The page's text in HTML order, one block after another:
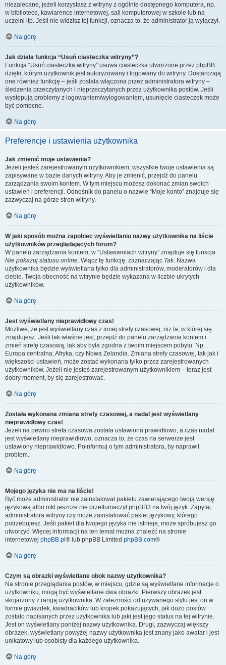
niezalecane, jeżeli korzystasz z witryny z ogólnie dostępnego komputera, np.
w bibliotece, kawiarence internetowej, sali komputerowej w szkole lub na
uczelni itp. Jeśli nie widzisz tej funkcji, oznacza to, że administrator ją wyłączył.
Na górę
Jak działa funkcja “Usuń ciasteczka witryny”?
Funkcja “Usuń ciasteczka witryny” usuwa ciasteczka utworzone przez phpBB
dzięki, którym użytkownik jest autoryzowany i logowany do witryny. Dostarczają
one również funkcję – jeśli została włączona przez administratora witryny –
śledzenia przeczytanych i nieprzeczytanych przez użytkownika postów. Jeśli
występują problemy z logowaniem/wylogowaniem, usunięcie ciasteczek może
być pomocne.
Na górę
Preferencje i ustawienia użytkownika
Jak zmienić moje ustawienia?
Jeżeli jesteś zarejestrowanym użytkownikiem, wszystkie twoje ustawienia są
zapisywane w bazie danych witryny. Aby je zmienić, przejdź do panelu
zarządzania swoim kontem. W tym miejscu możesz dokonać zmian swoich
ustawień i preferencji. Odnośnik do panelu o nazwie “Moje konto” znajduje się
zazwyczaj na górze stron witryny.
Na górę
W jaki sposób można zapobiec wyświetlaniu nazwy użytkownika na liście
użytkowników przeglądających forum?
W panelu zarządzania kontem, w “Ustawieniach witryny” znajduje się funkcja
Nie pokazuj statusu online. Włącz tę funkcję, zaznaczając Tak. Nazwa
użytkownika będzie wyświetlana tylko dla administratorów, moderatorów i dla
ciebie. Twoja obecność na witrynie będzie wykazana w liczbie ukrytych
użytkowników.
Na górę
Jest wyświetlany nieprawidłowy czas!
Możliwe, że jest wyświetlany czas z innej strefy czasowej, niż ta, w której się
znajdujesz. Jeśli tak właśnie jest, przejdź do panelu zarządzania kontem i
zmień strefę czasową, tak aby była zgodna z twoim miejscem pobytu. Np.
Europa centralna, Afryka, czy Nowa Zelandia. Zmiana strefy czasowej, tak jak i
większości ustawień, może zostać wykonana tylko przez zarejestrowanych
użytkowników. Jeżeli nie jesteś zarejestrowanym użytkownikiem – teraz jest
dobry moment, by się zarejestrować.
Na górę
Została wykonana zmiana strefy czasowej, a nadal jest wyświetlany
nieprawidłowy czas!
Jeżeli na pewno strefa czasowa została ustawiona prawidłowo, a czas nadal
jest wyświetlany nieprawidłowo, oznacza to, że czas na serwerze jest
ustawiony nieprawidłowo. Poinformuj o tym administratora, by naprawił
problem.
Na górę
Mojego języka nie ma na liście!
Być może administrator nie zainstalował pakietu zawierającego twoją wersję
językową albo nikt jeszcze nie przetłumaczył phpBB3 na twój język. Zapytaj
administratora witryny czy może zainstalować pakiet językowy, którego
potrzebujesz. Jeśli pakiet dla twojego języka nie istnieje, może spróbujesz go
utworzyć. Więcej informacji na ten temat można znaleźć na stronie
internetowej phpBB.pl ® lub phpBB Limited phpBB.com®
Na górę
Czym są obrazki wyświetlane obok nazwy użytkownika?
Na stronie przeglądania postów, w miejscu, gdzie są wyświetlane informacje o
użytkowniku, mogą być wyświetlane dwa obrazki. Pierwszy obrazek jest
skojarzony z rangą użytkownika. W zależności od używanego stylu jest on w
formie gwiazdek, kwadracików lub kropek pokazujących, jak dużo postów
zostało napisanych przez użytkownika lub jaki jest jego status na tej witrynie.
Jest on wyświetlany poniżej nazwy użytkownika. Drugi, zazwyczaj większy
obrazek, wyświetlany powyżej nazwy użytkownika jest znany jako awatar i jest
unikatowy lub osobisty dla każdego użytkownika.
Na górę